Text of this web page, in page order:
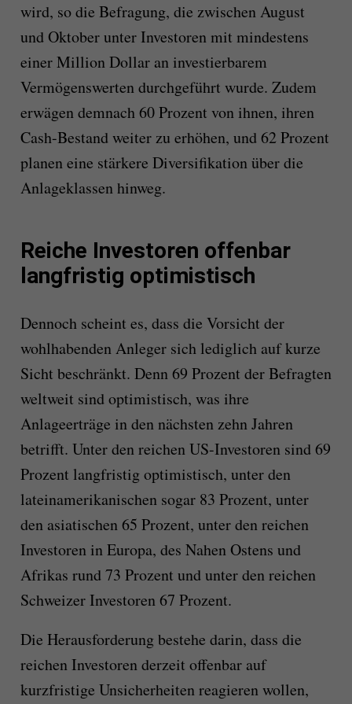
wird, so die Befragung, die zwischen August
und Oktober unter Investoren mit mindestens
einer Million Dollar an investierbarem
Vermögenswerten durchgeführt wurde. Zudem
erwägen demnach 60 Prozent von ihnen, ihren
Cash-Bestand weiter zu erhöhen, und 62 Prozent
planen eine stärkere Diversifikation über die
Anlageklassen hinweg.
Reiche Investoren offenbar
langfristig optimistisch
Dennoch scheint es, dass die Vorsicht der
wohlhabenden Anleger sich lediglich auf kurze
Sicht beschränkt. Denn 69 Prozent der Befragten
weltweit sind optimistisch, was ihre
Anlageerträge in den nächsten zehn Jahren
betrifft. Unter den reichen US-Investoren sind 69
Prozent langfristig optimistisch, unter den
lateinamerikanischen sogar 83 Prozent, unter
den asiatischen 65 Prozent, unter den reichen
Investoren in Europa, des Nahen Ostens und
Afrikas rund 73 Prozent und unter den reichen
Schweizer Investoren 67 Prozent.
Die Herausforderung bestehe darin, dass die
reichen Investoren derzeit offenbar auf
kurzfristige Unsicherheiten reagieren wollen,